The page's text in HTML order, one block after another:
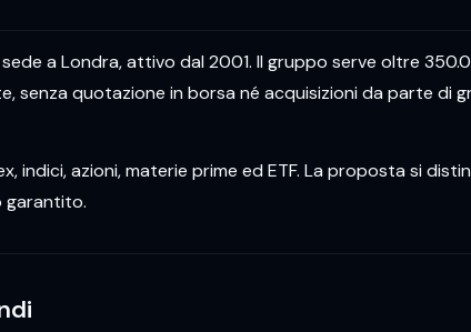
a Londra, attivo dal 2001. Il gruppo serve oltre
senza quotazione in borsa né acquisizioni da parte di
indici, azioni, materie prime ed ETF. La proposta si
garantito.